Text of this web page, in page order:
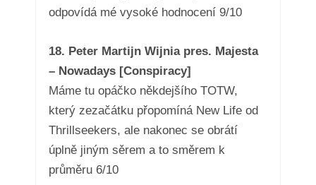
odpovídá mé vysoké hodnocení 9/10
18. Peter Martijn Wijnia pres. Majesta
– Nowadays [Conspiracy]
Máme tu opáčko někdejšího TOTW,
který zezačátku přopomíná New Life od
Thrillseekers, ale nakonec se obrátí
úplně jiným sěrem a to směrem k
průměru 6/10